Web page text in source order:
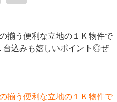
揃う便利な立地の１Ｋ物件で
台込みも嬉しいポイント◎ぜ
揃う便利な立地の１Ｋ物件で